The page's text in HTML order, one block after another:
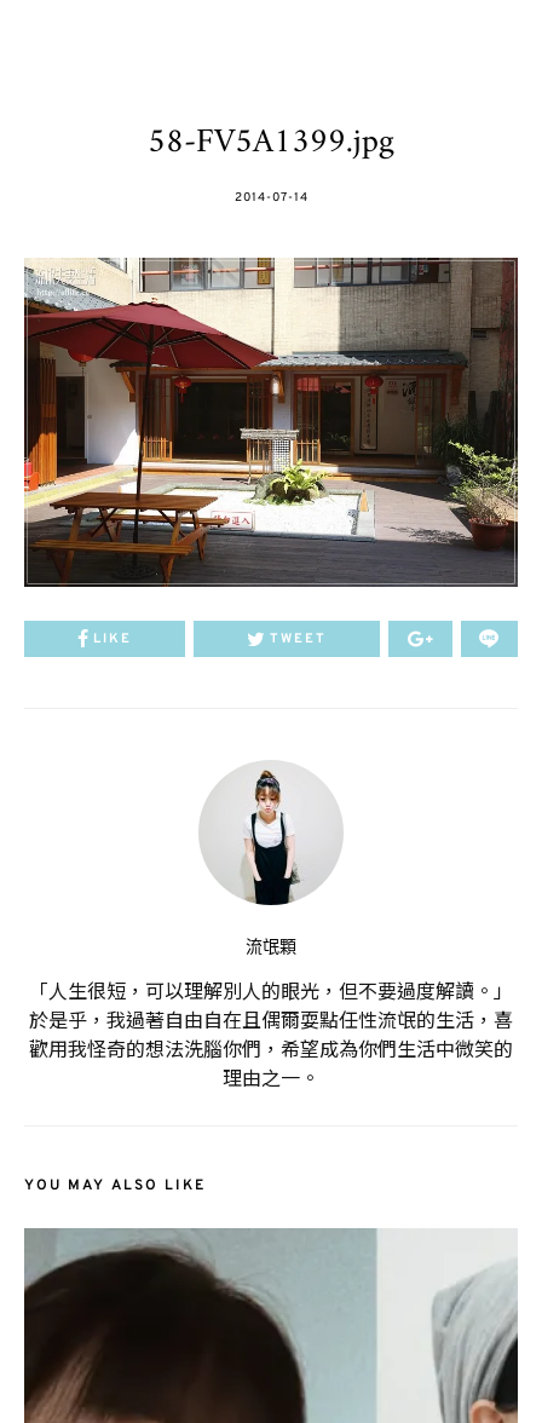
58-FV5A1399.jpg
POSTED
2014-07-14
LIKE TWEET
流氓顆
「人生很短，可以理解別人的眼光，但不要過度解讀。」
於是乎，我過著自由自在且偶爾耍點任性流氓的生活，喜
歡用我怪奇的想法洗腦你們，希望成為你們生活中微笑的
理由之一。
YOU MAY ALSO LIKE